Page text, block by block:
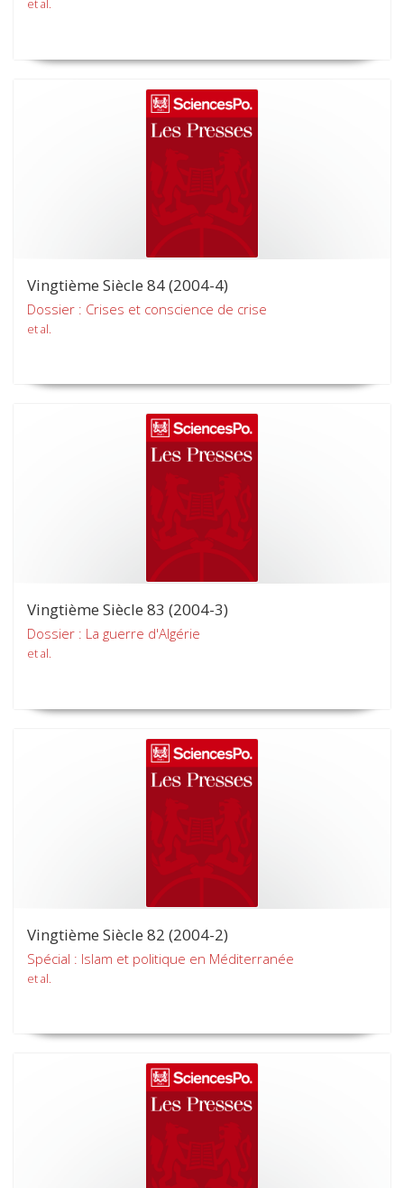
et al.
Vingtième Siècle 84 (2004-4)
Dossier : Crises et conscience de crise
et al.
Vingtième Siècle 83 (2004-3)
Dossier : La guerre d'Algérie
et al.
Vingtième Siècle 82 (2004-2)
Spécial : Islam et politique en Méditerranée
et al.